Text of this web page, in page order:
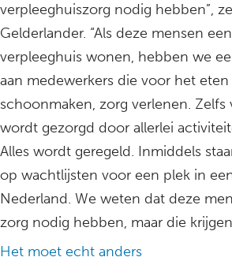
verpleeghuiszorg nodig hebben”,
Gelderlander. “Als deze mensen
verpleeghuis wonen, hebben we
aan medewerkers die voor het eten
schoonmaken, zorg verlenen.
wordt gezorgd door allerlei
Alles wordt geregeld. Inmiddels
op wachtlijsten voor een plek in
Nederland. We weten dat deze
zorg nodig hebben, maar die
Het moet echt anders